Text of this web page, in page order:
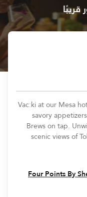
Vac:ki at our Mesa
savory
Brews on tap.
scenic views of
Four Points By